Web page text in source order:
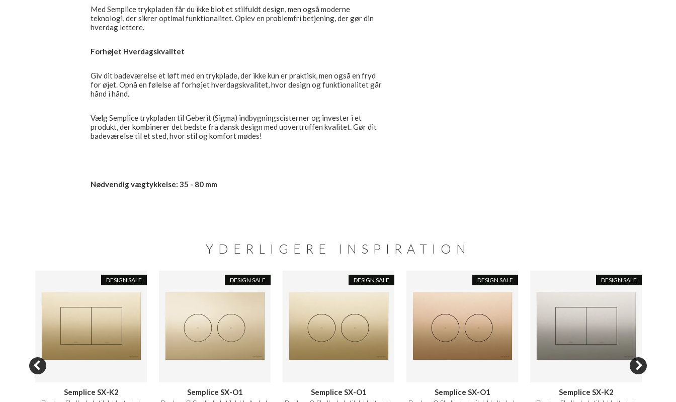
Med Semplice trykpladen får du ikke blot et stilfuldt design, men også moderne
teknologi, der sikrer optimal funktionalitet. Oplev en problemfri betjening, der gør din
hverdag lettere.
Forhøjet Hverdagskvalitet
Giv dit badeværelse et løft med en trykplade, der ikke kun er praktisk, men også en fryd
for øjet. Opnå en følelse af forhøjet hverdagskvalitet, hvor design og funktionalitet går
hånd i hånd.
Vælg Semplice trykpladen til Geberit (Sigma) indbygningscisterner og invester i et
produkt, der kombinerer det bedste fra dansk design med uovertruffen kvalitet. Gør dit
badeværelse til et sted, hvor stil og komfort mødes!
Nødvendig vægtykkelse: 35 - 80 mm
YDERLIGERE INSPIRATION
DESIGN SALE
Semplice SX-K2
DESIGN SALE
Semplice SX-O1
DESIGN SALE
Semplice SX-O1
DESIGN SALE
Semplice SX-O1
DESIGN SALE
Semplice SX-K2